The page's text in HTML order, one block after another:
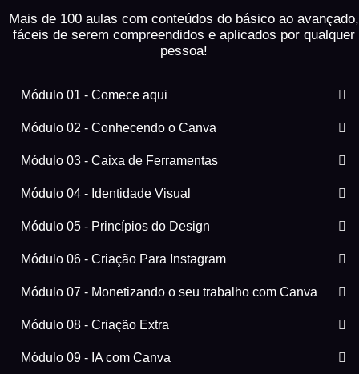
Mais de 100 aulas com conteúdos do básico ao avançado,
fáceis de serem compreendidos e aplicados por qualquer
pessoa!
Módulo 01 - Comece aqui
Módulo 02 - Conhecendo o Canva
Módulo 03 - Caixa de Ferramentas
Módulo 04 - Identidade Visual
Módulo 05 - Princípios do Design
Módulo 06 - Criação Para Instagram
Módulo 07 - Monetizando o seu trabalho com Canva
Módulo 08 - Criação Extra
Módulo 09 - IA com Canva